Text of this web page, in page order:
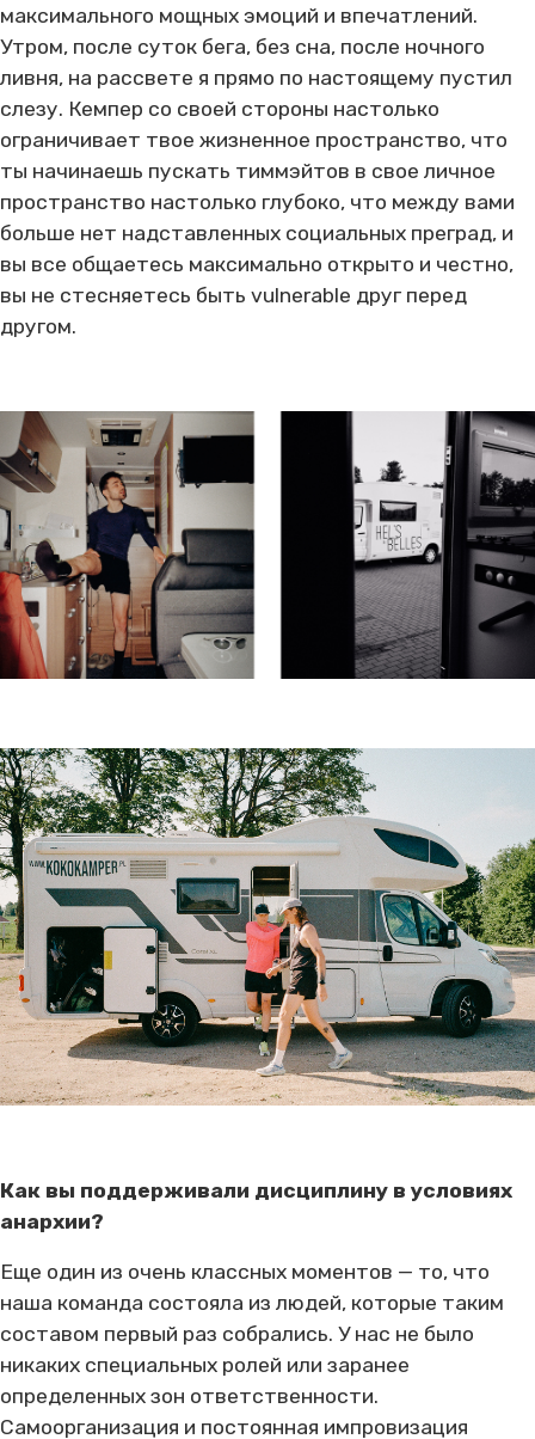
максимального мощных эмоций и впечатлений.
Утром, после суток бега, без сна, после ночного
ливня, на рассвете я прямо по настоящему пустил
слезу. Кемпер со своей стороны настолько
ограничивает твое жизненное пространство, что
ты начинаешь пускать тиммэйтов в свое личное
пространство настолько глубоко, что между вами
больше нет надставленных социальных преград, и
вы все общаетесь максимально открыто и честно,
вы не стесняетесь быть vulnerable друг перед
другом.
Как вы поддерживали дисциплину в условиях
анархии?
Еще один из очень классных моментов — то, что
наша команда состояла из людей, которые таким
составом первый раз собрались. У нас не было
никаких специальных ролей или заранее
определенных зон ответственности.
Самоорганизация и постоянная импровизация